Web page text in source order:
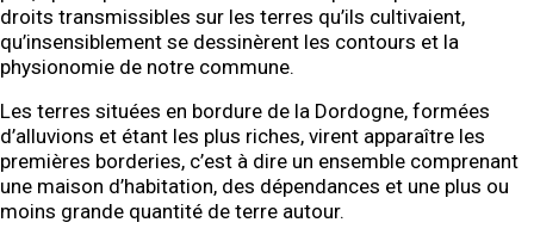
droits transmissibles sur les terres qu’ils cultivaient,
qu’insensiblement se dessinèrent les contours et la
physionomie de notre commune.
Les terres situées en bordure de la Dordogne, formées
d’alluvions et étant les plus riches, virent apparaître les
premières borderies, c’est à dire un ensemble comprenant
une maison d’habitation, des dépendances et une plus ou
moins grande quantité de terre autour.